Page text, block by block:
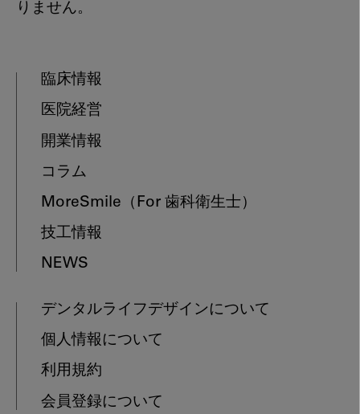
りません。
臨床情報
医院経営
開業情報
コラム
MoreSmile （For 歯科衛生士）
技工情報
NEWS
デンタルライフデザインについて
個人情報について
利用規約
会員登録について